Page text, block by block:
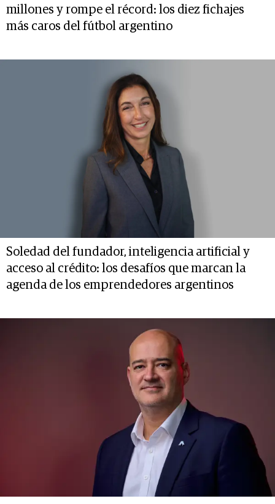
millones y rompe el récord: los diez fichajes
más caros del fútbol argentino
Soledad del fundador, inteligencia artificial y
acceso al crédito: los desafíos que marcan la
agenda de los emprendedores argentinos